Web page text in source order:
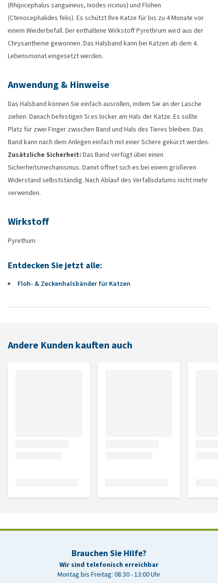
(Rhipicephalus sanguineus, Ixodes ricinus) und Flöhen
(Ctenocephalides felis). Es schützt Ihre Katze für bis zu 4 Monate vor
einem Wiederbefall. Der enthaltene Wirkstoff Pyrethrum wird aus der
Chrysantheme gewonnen. Das Halsband kann bei Katzen ab dem 4.
Lebensmonat eingesetzt werden.
Anwendung & Hinweise
Das Halsband können Sie einfach ausrollen, indem Sie an der Lasche
ziehen. Danach befestigen Si es locker am Hals der Katze. Es sollte
Platz für zwei Finger zwischen Band und Hals des Tieres bleiben. Das
Band kann nach dem Anlegen einfach mit einer Schere gekürzt werden.
Zusätzliche Sicherheit: Das Band verfügt über einen
Sicherheitsmechanismus. Damit öffnet sich es bei einem größeren
Widerstand selbstständig. Nach Ablauf des Verfallsdatums nicht mehr
verwenden.
Wirkstoff
Pyrethum
Entdecken Sie jetzt alle:
Floh- & Zeckenhalsbänder für Katzen
Andere Kunden kauften auch
Brauchen Sie Hilfe?
Wir sind telefonisch erreichbar
Montag bis Freitag: 08:30 - 13:00 Uhr